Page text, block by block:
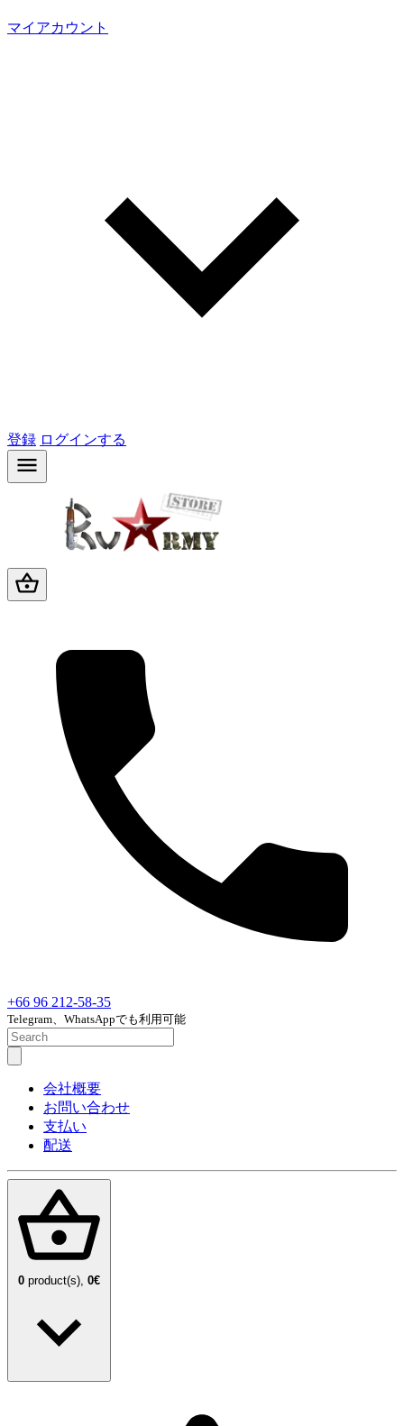
マイアカウント
登録 ログインする
+66 96 212-58-35
Telegram、WhatsAppでも利用可能
会社概要
お問い合わせ
支払い
配送
0 product(s), 0€